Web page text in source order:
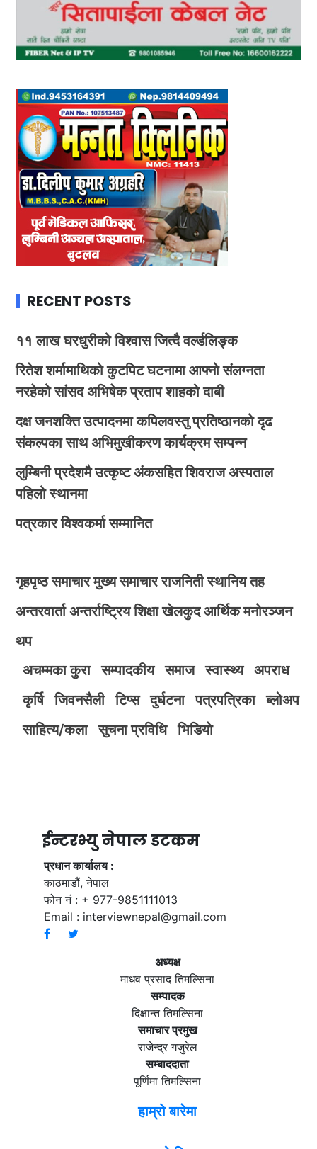
RECENT POSTS
११ लाख घरधुरीको विश्वास जित्दै वर्ल्डलिङ्क
रितेश शर्मामाथिको कुटपिट घटनामा आफ्नो संलग्नता
नरहेको सांसद अभिषेक प्रताप शाहको दाबी
दक्ष जनशक्ति उत्पादनमा कपिलवस्तु प्रतिष्ठानको दृढ
संकल्पका साथ अभिमुखीकरण कार्यक्रम सम्पन्न
लुम्बिनी प्रदेशमै उत्कृष्ट अंकसहित शिवराज अस्पताल
पहिलो स्थानमा
पत्रकार विश्वकर्मा सम्मानित
गृहपृष्ठ समाचार मुख्य समाचार राजनिती स्थानिय तह
अन्तरवार्ता अन्तर्राष्ट्रिय शिक्षा खेलकुद आर्थिक मनोरञ्जन
थप
अचम्मका कुरा
सम्पादकीय समाज स्वास्थ्य
अपराध
कृर्षि
जिवनसैली टिप्स दुर्घटना पत्रपत्रिका
ब्लोअप
साहित्य/कला
सुचना प्रविधि भिडियाे
ईन्टरभ्यु नेपाल डटकम
प्रधान कार्यालय :
काठमाडौं, नेपाल
फोन नं : + 977-9851111013
Email : interviewnepal@gmail.com
अध्यक्ष
माधव प्रसाद तिमल्सिना
सम्पादक
दिक्षान्त तिमल्सिना
समाचार प्रमुख
राजेन्द्र गजुरेल
सम्बाददाता
पूर्णिमा तिमल्सिना
हाम्रो बारेमा